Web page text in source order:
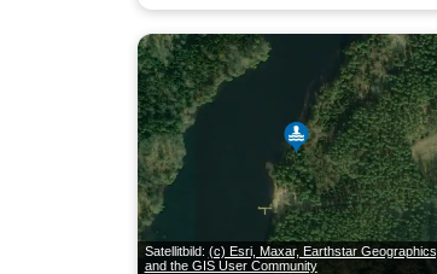
Satellitbild: (c) Esri, Maxar, Earthstar Geographics,
and the GIS User Community